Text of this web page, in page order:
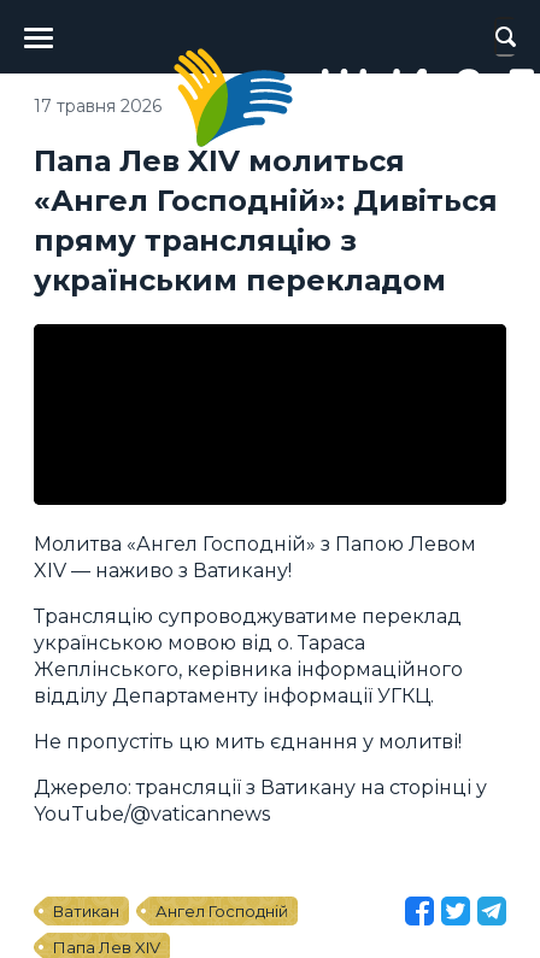
Головне
меню
Папа Лев XIV молиться
«Ангел Господній»: Дивіться
пряму трансляцію з
українським перекладом
17 травня 2026
Молитва «Ангел Господній» з Папою Левом
XIV — наживо з Ватикану!
Трансляцію супроводжуватиме переклад
українською мовою від о. Тараса
Жеплінського, керівника інформаційного
відділу Департаменту інформації УГКЦ.
Не пропустіть цю мить єднання у молитві!
Джерело: трансляції з Ватикану на сторінці у
YouTube/@vaticannews
Ватикан
Ангел Господній
Папа Лев XIV